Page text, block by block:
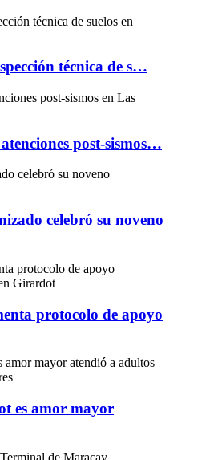
técnica de s…
post-sismos…
celebró su noveno
protocolo de apoyo
es amor mayor